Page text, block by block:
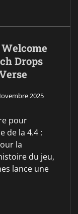
Drops
2025
pour
de la 4.4 :
la
du jeu,
lance une